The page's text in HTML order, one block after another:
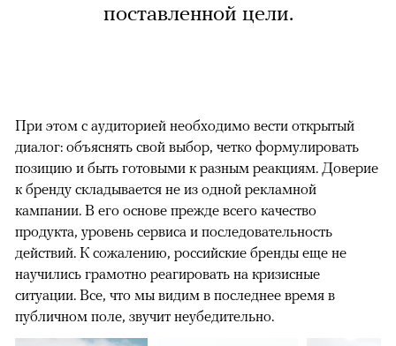
поставленной цели.
При этом с аудиторией необходимо вести открытый
диалог: объяснять свой выбор, четко формулировать
позицию и быть готовыми к разным реакциям. Доверие
к бренду складывается не из одной рекламной
кампании. В его основе прежде всего качество
продукта, уровень сервиса и последовательность
действий. К сожалению, российские бренды еще не
научились грамотно реагировать на кризисные
ситуации. Все, что мы видим в последнее время в
публичном поле, звучит неубедительно.